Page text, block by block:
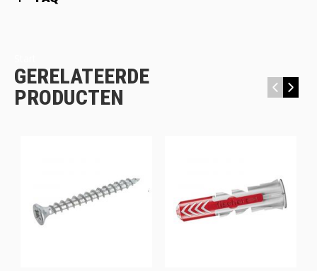
GERELATEERDE
PRODUCTEN
‹ ›